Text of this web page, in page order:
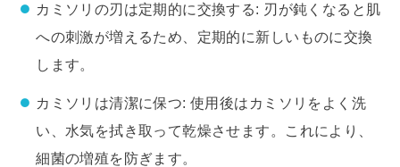
カミソリの刃は定期的に交換する: 刃が鈍くなると肌
への刺激が増えるため、定期的に新しいものに交換
します。
カミソリは清潔に保つ: 使用後はカミソリをよく洗
い、水気を拭き取って乾燥させます。これにより、
細菌の増殖を防ぎます。